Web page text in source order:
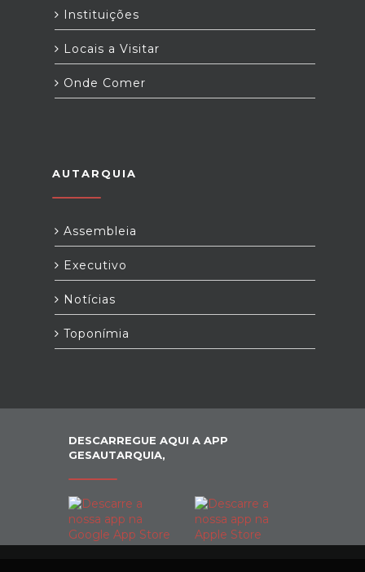
Instituições
Locais a Visitar
Onde Comer
AUTARQUIA
Assembleia
Executivo
Notícias
Toponímia
DESCARREGUE AQUI A APP
GESAUTARQUIA,